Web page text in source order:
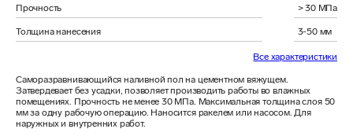
Прочность > 30 МПа
Толщина нанесения 3-50 мм
Все характеристики
Саморазравнивающийся наливной пол на цементном вяжущем.
Затвердевает без усадки, позволяет производить работы во влажных
помещениях. Прочность не менее 30 МПа. Максимальная толщина слоя 50
мм за одну рабочую операцию. Наносится ракелем или насосом. Для
наружных и внутренних работ.